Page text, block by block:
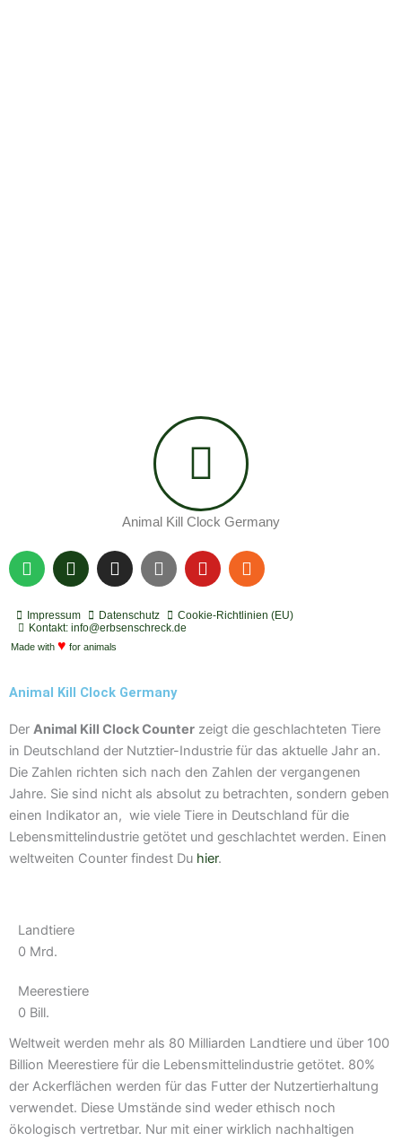
Animal Kill Clock Germany
S
p
t
i
f
P
o
c
a
s
I
n
t
a
g
a
m
Y
o
t
u
Y
o
t
R
s
Impressum Datenschutz
Cookie-Richtlinien (EU)
Kontakt: info@erbsenschreck.de
Made with ♥ for animals
Animal Kill Clock Germany
Der Animal Kill Clock Counter zeigt die geschlachteten Tiere
in Deutschland der Nutztier-Industrie für das aktuelle Jahr an.
Die Zahlen richten sich nach den Zahlen der vergangenen
Jahre. Sie sind nicht als absolut zu betrachten, sondern geben
einen Indikator an, wie viele Tiere in Deutschland für die
Lebensmittelindustrie getötet und geschlachtet werden. Einen
weltweiten Counter findest Du hier.
Landtiere
0 Mrd.
Meerestiere
0 Bill.
Weltweit werden mehr als 80 Milliarden Landtiere und über 100
Billion Meerestiere für die Lebensmittelindustrie getötet. 80%
der Ackerflächen werden für das Futter der Nutzertierhaltung
verwendet. Diese Umstände sind weder ethisch noch
ökologisch vertretbar. Nur mit einer wirklich nachhaltigen